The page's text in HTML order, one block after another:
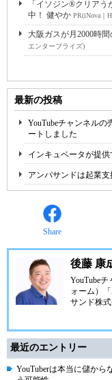
「イソジン®クリア
中！ 健やか PR(iNova｜
大阪ガスが月2000時
エンタープライズ)
最新の投稿
YouTubeチャンネル
ートしました
インキュベータが提
アンパサンドは起業支
Share
後藤 康
YouTube
ォーム）
サンド株
最近のエントリー
YouTuberは本当に儲から